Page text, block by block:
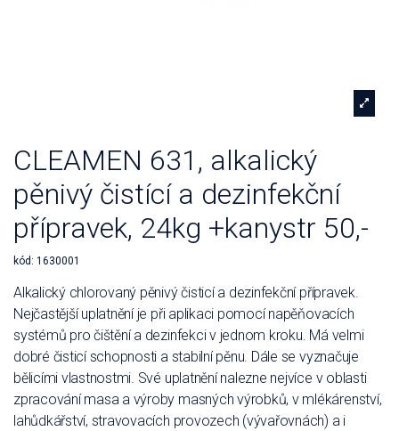
CLEAMEN 631, alkalický
pěnivý čistící a dezinfekční
přípravek, 24kg +kanystr 50,-
kód: 1630001
Alkalický chlorovaný pěnivý čisticí a dezinfekční přípravek.
Nejčastější uplatnění je při aplikaci pomocí napěňovacích
systémů pro čištění a dezinfekci v jednom kroku. Má velmi
dobré čisticí schopnosti a stabilní pěnu. Dále se vyznačuje
bělicími vlastnostmi. Své uplatnění nalezne nejvíce v oblasti
zpracování masa a výroby masných výrobků, v mlékárenství,
lahůdkářství, stravovacích provozech (vývařovnách) a i